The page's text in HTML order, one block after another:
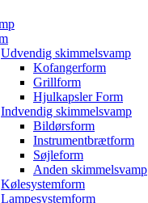
Udvendig skimmelsvamp
Kofangerform
Grillform
Hjulkapsler Form
Indvendig skimmelsvamp
Bildørsform
Instrumentbrætform
Søjleform
Anden skimmelsvamp
Kølesystemform
Lampesystemform